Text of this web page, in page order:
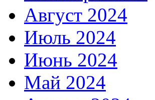
Август 2024
Июль 2024
Июнь 2024
Май 2024